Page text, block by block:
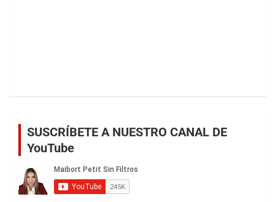
SUSCRÍBETE A NUESTRO CANAL DE
YouTube